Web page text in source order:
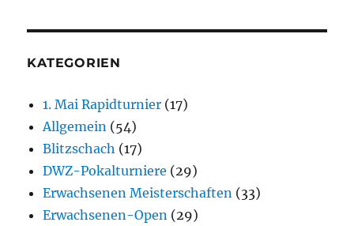
KATEGORIEN
1. Mai Rapidturnier (17)
Allgemein (54)
Blitzschach (17)
DWZ-Pokalturniere (29)
Erwachsenen Meisterschaften (33)
Erwachsenen-Open (29)